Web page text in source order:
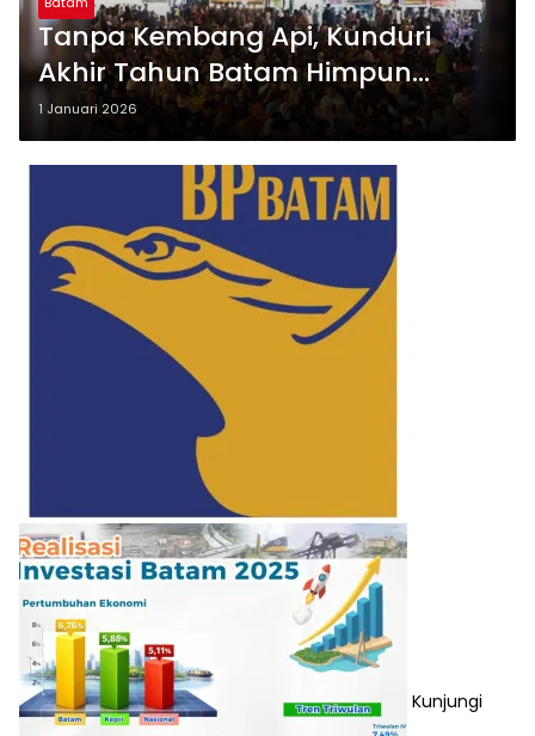
Tanpa Kembang Api, Kunduri
Akhir Tahun Batam Himpun
Donasi Hampir Rp15 Miliar untuk
Korban Bencana Sumatra
1 Januari 2026
Kunjungi